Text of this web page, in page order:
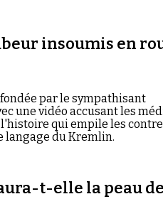
insoumis en
par le sympathisant
une vidéo accusant les
qui empile les
langage du Kremlin.
t-elle la peau de